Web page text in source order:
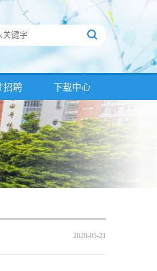
招聘 下载中心
2020-05-21